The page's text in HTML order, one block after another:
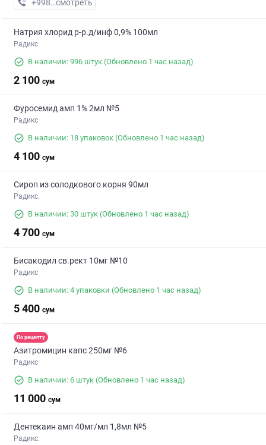
+998 (99) XXX-XX-XX
смотреть
Натрия хлорид р-р.д/инф 0,9% 100мл
Радикс
В наличии: 996 штук (Обновлено 1 час назад)
2 100 сум
Фуросемид амп 1% 2мл №5
Радикс
В наличии: 18 упаковок (Обновлено 1 час назад)
4 100 сум
Сироп из солодкового корня 90мл
Радикс.
В наличии: 30 штук (Обновлено 1 час назад)
4 700 сум
Бисакодил св.рект 10мг №10
Радикс
В наличии: 4 упаковки (Обновлено 1 час назад)
5 400 сум
По рецепту
Азитромицин капс 250мг №6
Радикс
В наличии: 6 штук (Обновлено 1 час назад)
11 000 сум
Дентекаин амп 40мг/мл 1,8мл №5
Радикс.